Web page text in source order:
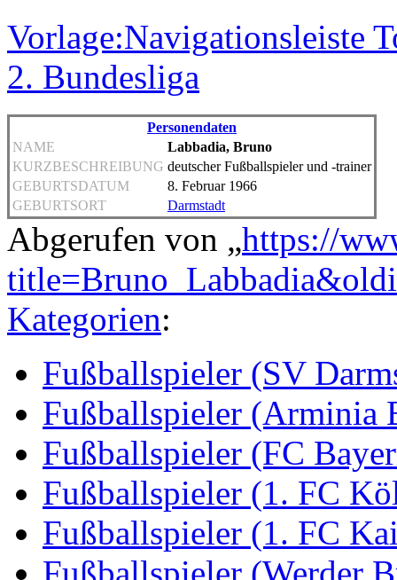
Vorlage:Navigationsleiste
2. Bundesliga
Personendaten
NAME
Labbadia, Bruno
KURZBESCHREIBUNG deutscher Fußballspieler und -trainer
GEBURTSDATUM
8. Februar 1966
GEBURTSORT
Darmstadt
Abgerufen von „https://
Kategorien:
Fußballspieler (SV
Fußballspieler (Arminia
Fußballspieler (FC
Fußballspieler (1. FC
Fußballspieler (1. FC